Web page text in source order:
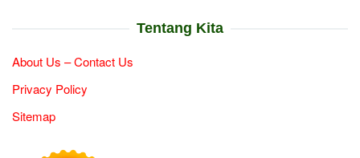
Tentang Kita
About Us – Contact Us
Privacy Policy
Sitemap